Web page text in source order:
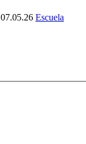
07.05.26 Escuela